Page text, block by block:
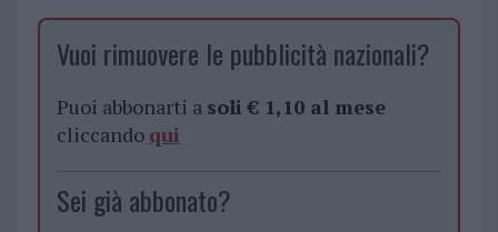
Vuoi rimuovere le pubblicità nazionali?
Puoi abbonarti a soli € 1,10 al mese
cliccando qui
Sei già abbonato?